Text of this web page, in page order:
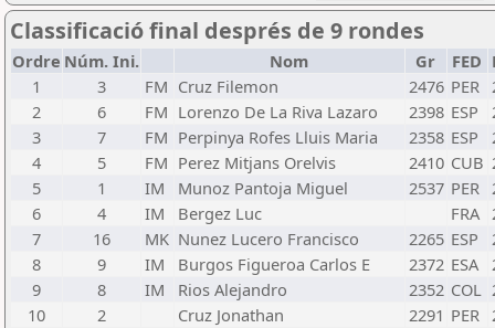
Classificació final després de 9 rondes
Ordre Núm. Ini. Nom Gr FED
1
3 FM Cruz Filemon 2476 PER
2
6 FM Lorenzo De La Riva Lazaro 2398 ESP
3
7 FM Perpinya Rofes Lluis Maria 2358 ESP
4
5 FM Perez Mitjans Orelvis 2410 CUB
5
1 IM Munoz Pantoja Miguel 2537 PER
6
4 IM Bergez Luc FRA
7
16 MK Nunez Lucero Francisco 2265 ESP
8
9 IM Burgos Figueroa Carlos E 2372 ESA
9
8 IM Rios Alejandro 2352 COL
10
2 Cruz Jonathan 2291 PER